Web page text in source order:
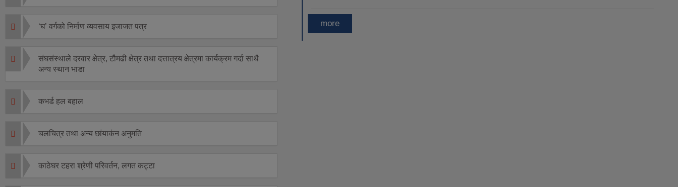
‘घ’ वर्गको निर्माण व्यवसाय इजाजत पत्र
संघसंस्थाले दरवार क्षेत्र, टौमढी क्षेत्र तथा दत्तात्रय क्षेत्रमा कार्यक्रम गर्दा साथै
अन्य स्थान भाडा
कभर्ड हल बहाल
चलचित्र तथा अन्य छांयाकंन अनुमति
काठेघर टहरा श्रेणी परिवर्तन, लगत कट्टा
more